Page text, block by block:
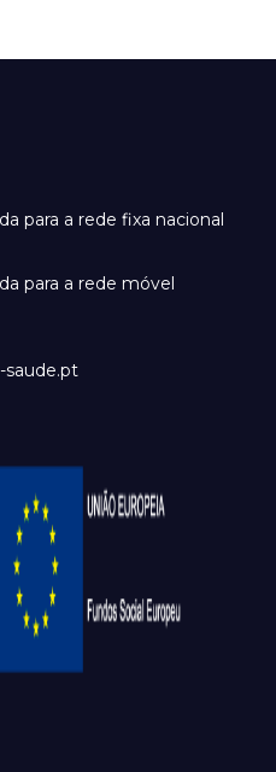
para a rede fixa nacional
para a rede móvel